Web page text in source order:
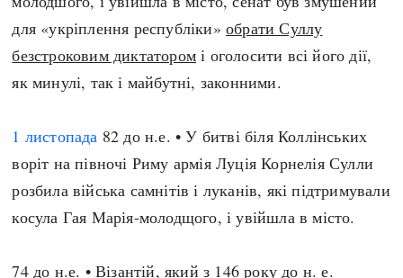
для «укріплення республіки»обрати Суллу
безстроковим диктатором і оголосити всі його дії,
як минулі, так і майбутні, законними.
1 листопада 82 до н.е. • У битві біля Коллінських
воріт на півночі Риму армія Луція Корнелія Сулли
розбила війська самнітів і луканів, які підтримували
косула Гая Марія-молодщого, і увійшла в місто.
74 до н.е. • Візантій, який з 146 року до н. е.